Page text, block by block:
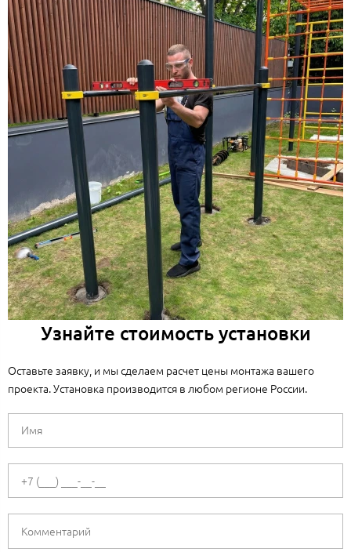
Узнайте стоимость установки
Оставьте заявку, и мы сделаем расчет цены монтажа вашего
проекта. Установка производится в любом регионе России.